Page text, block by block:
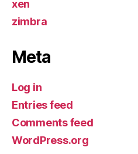
xen
zimbra
Meta
Log in
Entries feed
Comments feed
WordPress.org